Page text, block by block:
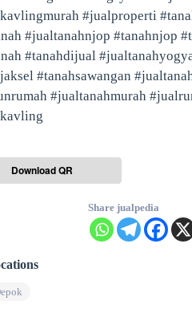
#jualproperti
#jualtanahnjop #tanahnjop
#tanahdijual
#tanahsawangan
#jualtanahmurah
Download QR
Share jualpedia